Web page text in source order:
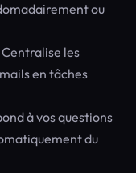
ou
les
en tâches
à vos questions
du